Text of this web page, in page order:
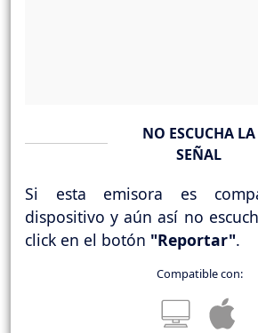
NO ESCUCHA LA
SEÑAL
Si esta emisora es
dispositivo y aún así no
click en el botón "Reportar".
Compatible con: